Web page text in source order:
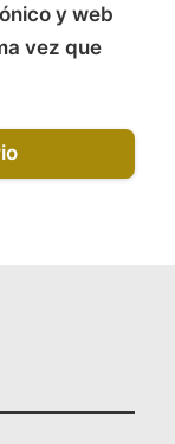
y web
vez que